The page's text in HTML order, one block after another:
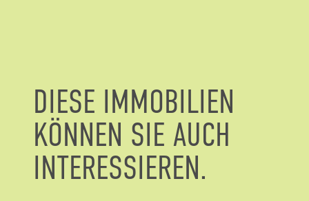
DIESE IMMOBILIEN
KÖNNEN SIE AUCH
INTERESSIEREN.